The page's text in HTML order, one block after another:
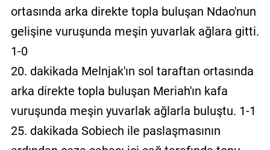
ortasında arka direkte topla buluşan Ndao'nun
gelişine vuruşunda meşin yuvarlak ağlara gitti.
1-0
20. dakikada Melnjak'ın sol taraftan ortasında
arka direkte topla buluşan Meriah'ın kafa
vuruşunda meşin yuvarlak ağlarla buluştu. 1-1
25. dakikada Sobiech ile paslaşmasının